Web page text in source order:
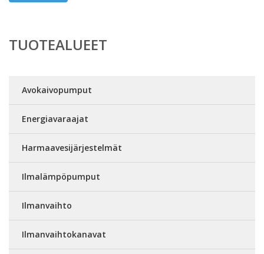
TUOTEALUEET
Avokaivopumput
Energiavaraajat
Harmaavesijärjestelmät
Ilmalämpöpumput
Ilmanvaihto
Ilmanvaihtokanavat